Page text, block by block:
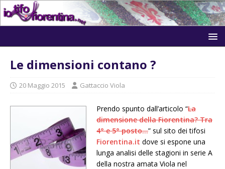
Le dimensioni contano ?
20 Maggio 2015 Gattaccio Viola
Prendo spunto dall’articolo “La
dimensione della Fiorentina? Tra
4° e 5° posto…” sul sito dei tifosi
Fiorentina.it dove si espone una
lunga analisi delle stagioni in serie A
della nostra amata Viola nel